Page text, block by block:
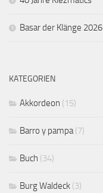
Basar der Klänge 2026
KATEGORIEN
Akkordeon (15)
Barro y pampa(7)
Buch (34)
Burg Waldeck (3)